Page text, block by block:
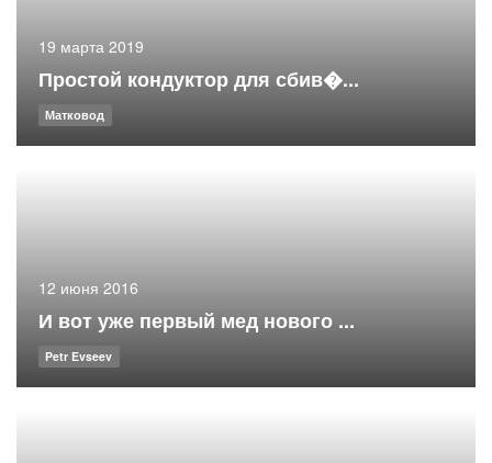
19 марта 2019
Простой кондуктор для сбив�...
Матковод
12 июня 2016
И вот уже первый мед нового ...
Petr Evseev